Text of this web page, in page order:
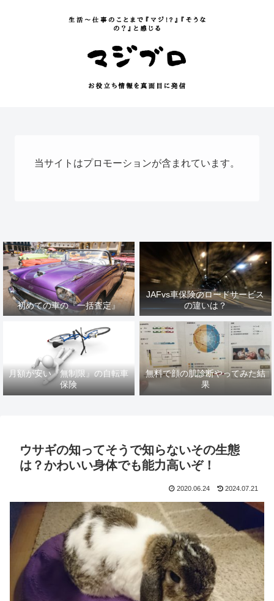
当サイトはプロモーションが含まれています。
初めての車の『一括査定』
JAFvs車保険のロードサービス
の違いは？
月額が安い『無制限』の自転車
保険
無料で顔の肌診断やってみた結
果
ウサギの知ってそうで知らないその生態
は？かわいい身体でも能力高いぞ！
2020.06.24 2024.07.21